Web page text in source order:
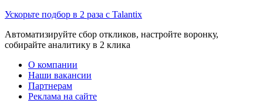
Ускорьте подбор в 2 раза с Talantix
Автоматизируйте сбор откликов, настройте воронку,
собирайте аналитику в 2 клика
О компании
Наши вакансии
Партнерам
Реклама на сайте